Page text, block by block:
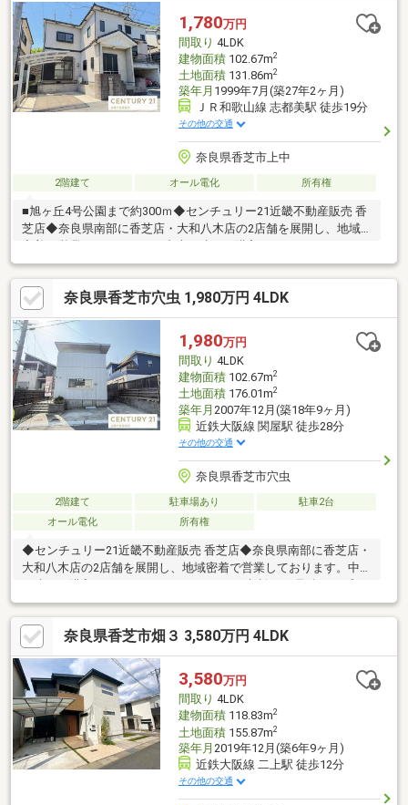
1,780万円
間取り 4LDK
建物面積102.67m2
土地面積131.86m2
築年月 1999年7月(築27年2ヶ月)
ＪＲ和歌山線 志都美駅 徒歩19分
その他の交通
奈良県香芝市上中
2階建て オール電化 所有権
■旭ヶ丘4号公園まで約300ｍ◆センチュリー21近畿不動産販売 香
芝店◆奈良県南部に香芝店・大和八木店の2店舗を展開し、地域
ームのご相談やお見積り、プランニングにも対応し、ご入居後の
暮らしに合わせた住まいづくりをサポートいたします。センチュ
リー21のネットワークと情報力を活かし、ご購入後のアフターサ
ービスまで安心して進めていただけるようサポートいたします。
◆住まいづくりに関することなら何でもお気軽にご相談ください
◆
奈良県香芝市穴虫 1,980万円 4LDK
1,980万円
間取り 4LDK
建物面積102.67m2
土地面積176.01m2
築年月 2007年12月(築18年9ヶ月)
近鉄大阪線 関屋駅 徒歩28分
その他の交通
奈良県香芝市穴虫
2階建て 駐車場あり
駐車2台
オール電化
所有権
◆センチュリー21近畿不動産販売 香芝店◆奈良県南部に香芝店・
大和八木店の2店舗を展開し、地域密着で営業しております。中古
戸建のご購入にあわせて、リフォームのご相談やお見積り、プラ
ンニングにも対応し、ご入居後の暮らしに合わせた住まいづくり
をサポートいたします。センチュリー21のネットワークと情報力
を活かし、ご購入後のアフターサービスまで安心して進めていた
だけるようサポートいたします。◆住まいづくりに関することな
ら何でもお気軽にご相談ください◆
奈良県香芝市畑３ 3,580万円 4LDK
3,580万円
間取り 4LDK
建物面積118.83m2
土地面積155.87m2
築年月 2019年12月(築6年9ヶ月)
近鉄大阪線 二上駅 徒歩12分
その他の交通